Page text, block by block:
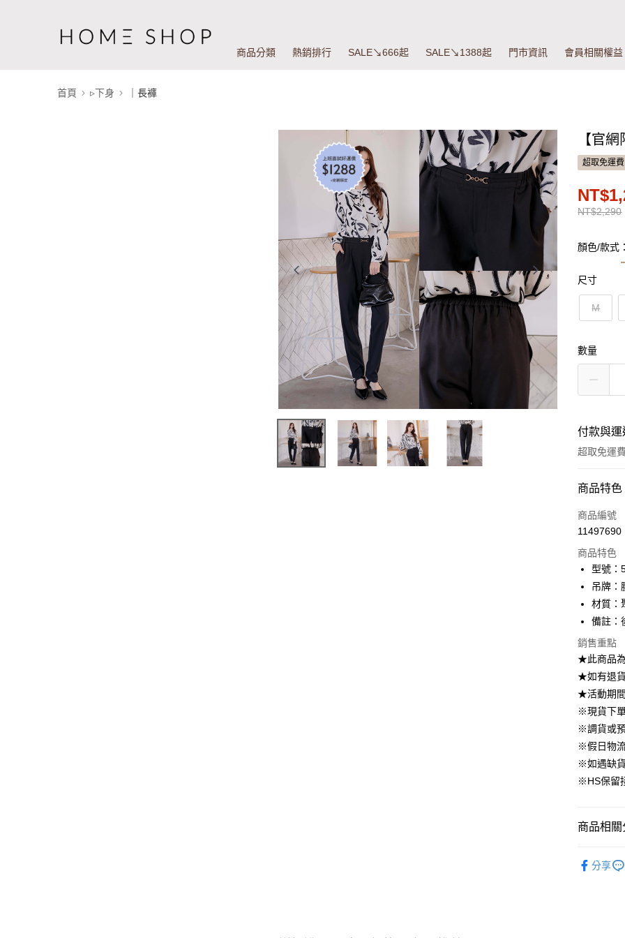
商品分類 熱銷排行 SALE↘666起 SALE↘1388起 門市資訊 會員相關權益
首頁 ▹下身 ｜長褲
【官
超取免運費
NT$2,290
顏色/款式
尺寸
M
數量
付款與
超取免運
付款方式
信用卡一
3 期
合作金
華南商
國泰世
臺灣中
匯豐（
聯邦商
玉山商
台新國
台灣樂
6 期 0
合作金
華南商
國泰世
臺灣中
匯豐（
聯邦商
元大商
台新國
台灣樂
12 期
合作金
華南商
上海商
臺灣中
匯豐（
聯邦商
元大商
玉山商
台灣樂
24 期
合作金
華南商
上海商
兆豐國
華泰商
遠東國
永豐商
星展（
中國信
LINE Pay
Apple Pay
街口支付
悠遊付
大哥付你
相關說明
【大哥付
流程，驗
完成交易。
消。如遇
【關於「
AFTEE先
１．簡單
２．便利
ATM付款
商品特色
商品編號
11497690
商品特色
型號：
吊牌：
材質：
備註：
銷售重點
★此商品
★如有退
★活動期
※現貨下
※調貨或
※假日物
※如遇缺
※HS保留
商品相關
分享